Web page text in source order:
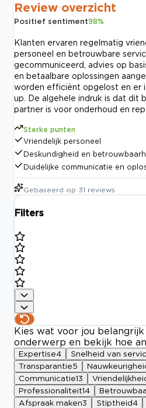
Review overzicht
Positief sentiment98%
Klanten ervaren regelmatig
personeel en betrouwbare
gecommuniceerd, advies op
en betaalbare oplossingen
worden efficiënt opgelost en er
up. De algehele indruk is dat dit
partner is voor onderhoud en
Sterke punten
Vriendelijk personeel
Deskundigheid en
Duidelijke communicatie en
Gebaseerd op 31 reviews
Filters
Kies wat voor jou belangrijk
onderwerp en bekijk hoe
Expertise4 Snelheid van
Transparantie5
Communicatie13
Professionaliteit14
Afspraak maken3 Stiptheid4